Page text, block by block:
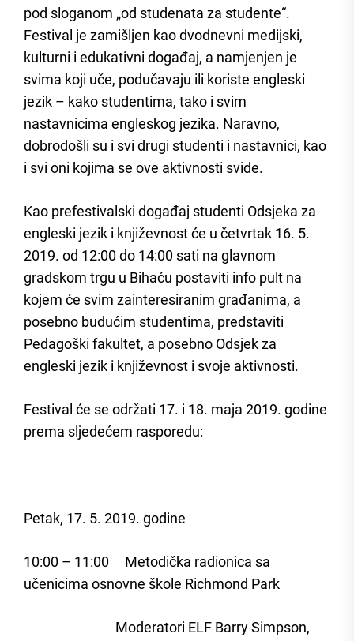
pod sloganom „od studenata za studente“.
Festival je zamišljen kao dvodnevni medijski,
kulturni i edukativni događaj, a namjenjen je
svima koji uče, podučavaju ili koriste engleski
jezik – kako studentima, tako i svim
nastavnicima engleskog jezika. Naravno,
dobrodošli su i svi drugi studenti i nastavnici, kao
i svi oni kojima se ove aktivnosti svide.
Kao prefestivalski događaj studenti Odsjeka za
engleski jezik i književnost će u četvrtak 16. 5.
2019. od 12:00 do 14:00 sati na glavnom
gradskom trgu u Bihaću postaviti info pult na
kojem će svim zainteresiranim građanima, a
posebno budućim studentima, predstaviti
Pedagoški fakultet, a posebno Odsjek za
engleski jezik i književnost i svoje aktivnosti.
Festival će se održati 17. i 18. maja 2019. godine
prema sljedećem rasporedu:
Petak, 17. 5. 2019. godine
10:00 – 11:00 Metodička radionica sa
učenicima osnovne škole Richmond Park
Moderatori ELF Barry Simpson,